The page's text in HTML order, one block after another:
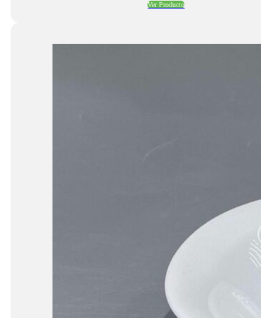
Ver Producto